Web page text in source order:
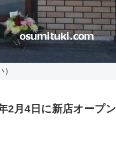
2月4日に新店オープン